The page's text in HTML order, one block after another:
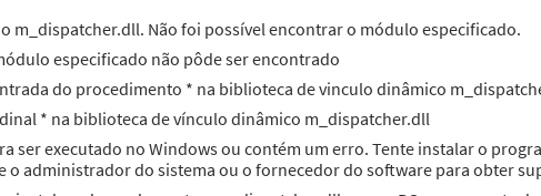
m_dispatcher.dll. Não foi possível encontrar o módulo especificado.
especificado não pôde ser encontrado
do procedimento * na biblioteca de vinculo dinâmico
* na biblioteca de vínculo dinâmico m_dispatcher.dll
ser executado no Windows ou contém um erro. Tente instalar o
o administrador do sistema ou o fornecedor do software para obter